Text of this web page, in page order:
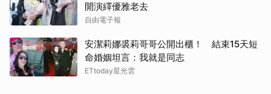
開演繹優雅老去
自由電子報
安潔莉娜裘莉哥哥公開出櫃！ 結束15天短
命婚姻坦言：我就是同志
ETtoday星光雲